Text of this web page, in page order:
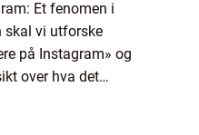
Et fenomen i
skal vi utforske
på Instagram» og
over hva det